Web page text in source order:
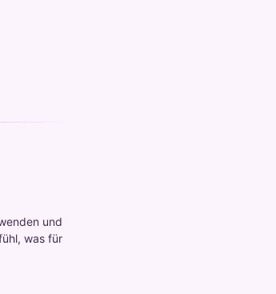
und
was für